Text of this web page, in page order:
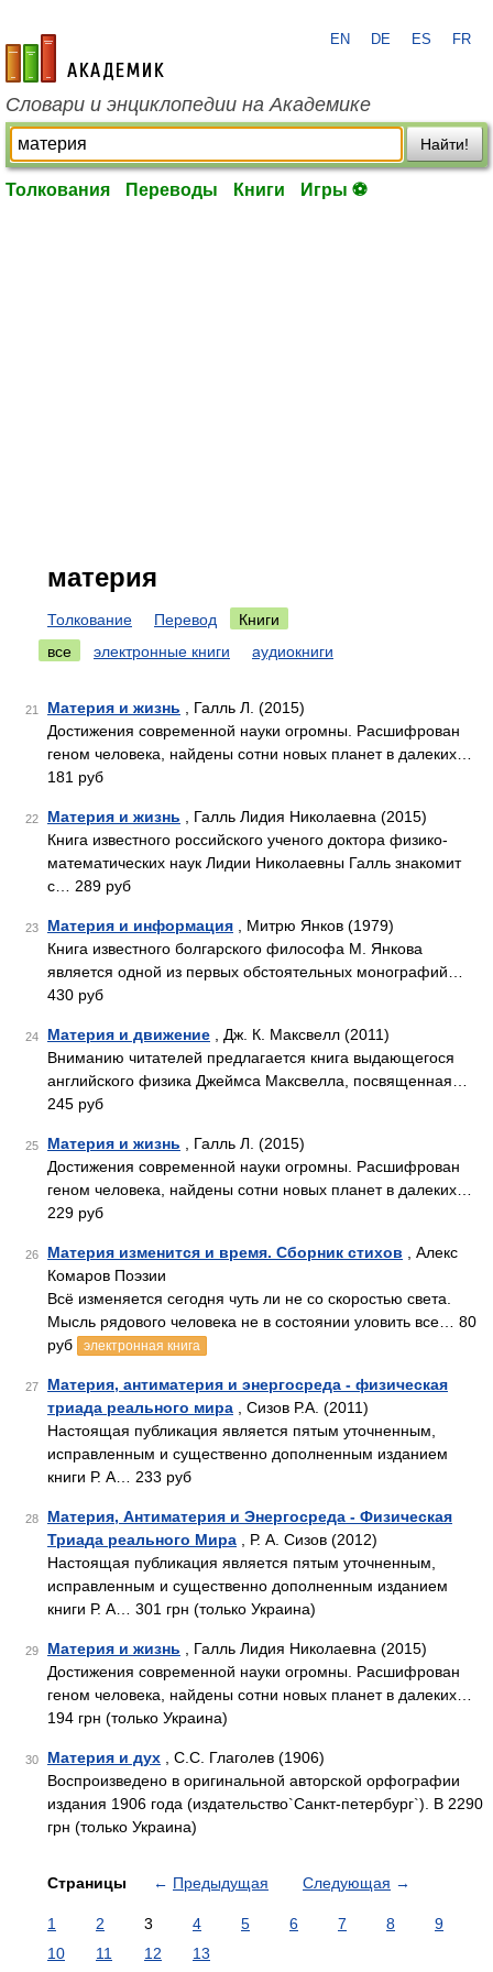
academic.ru
EN DE ES FR
Словари и энциклопедии на Академике
Найти!
Толкования Переводы Книги Игры ⚽
материя
Толкование Перевод
Книги
все
электронные книги аудиокниги
21 Материя и жизнь , Галль Л. (2015)
Достижения современной науки огромны. Расшифрован
геном человека, найдены сотни новых планет в далеких…
181 руб
22 Материя и жизнь , Галль Лидия Николаевна (2015)
Книга известного российского ученого доктора физико-
математических наук Лидии Николаевны Галль знакомит
с… 289 руб
23 Материя и информация , Митрю Янков (1979)
Книга известного болгарского философа М. Янкова
является одной из первых обстоятельных монографий…
430 руб
24 Материя и движение , Дж. К. Максвелл (2011)
Вниманию читателей предлагается книга выдающегося
английского физика Джеймса Максвелла, посвященная…
245 руб
25 Материя и жизнь , Галль Л. (2015)
Достижения современной науки огромны. Расшифрован
геном человека, найдены сотни новых планет в далеких…
229 руб
26 Материя изменится и время. Сборник стихов , Алекс
Комаров Поэзии
Всё изменяется сегодня чуть ли не со скоростью света.
Мысль рядового человека не в состоянии уловить все… 80
руб
электронная книга
27
Материя, антиматерия и энергосреда - физическая
триада реального мира , Сизов Р.А. (2011)
Настоящая публикация является пятым уточненным,
исправленным и существенно дополненным изданием
книги Р. А… 233 руб
28
Материя, Антиматерия и Энергосреда - Физическая
Триада реального Мира , Р. А. Сизов (2012)
Настоящая публикация является пятым уточненным,
исправленным и существенно дополненным изданием
книги Р. А… 301 грн (только Украина)
29 Материя и жизнь , Галль Лидия Николаевна (2015)
Достижения современной науки огромны. Расшифрован
геном человека, найдены сотни новых планет в далеких…
194 грн (только Украина)
30 Материя и дух , С.С. Глаголев (1906)
Воспроизведено в оригинальной авторской орфографии
издания 1906 года (издательство`Санкт-петербург`). В 2290
грн (только Украина)
Страницы ← Предыдущая Следующая →
1 2 3 4 5 6 7 8
9
10
11 12 13